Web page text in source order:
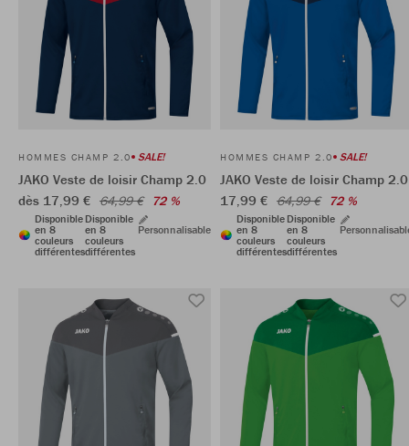
HOMMES CHAMP 2.0 SALE!
JAKO Veste de loisir Champ 2.0
dès 17,99 € 64,99 € 72 %
Disponible
en 8
couleurs
différentes
Disponible
en 8
couleurs
différentes
Personnalisable
HOMMES CHAMP 2.0 SALE!
JAKO Veste de loisir Champ 2.0
17,99 € 64,99 € 72 %
Disponible
en 8
couleurs
différentes
Disponible
en 8
couleurs
différentes